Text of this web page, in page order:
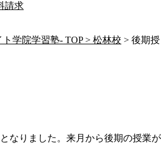
請求
学院学習塾- TOP > 松林校 > 後期授
なりました。来月から後期の授業が